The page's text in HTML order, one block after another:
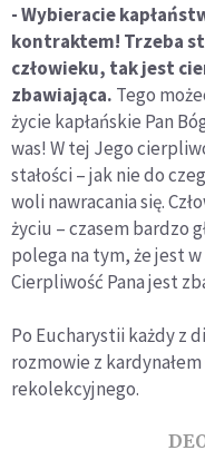
- Wybieracie
kontraktem! Trzeba
człowieku, tak jest
zbawiająca. Tego
życie kapłańskie Pan
was! W tej Jego
stałości – jak nie do
woli nawracania się.
życiu – czasem bardzo
polega na tym, że jest
Cierpliwość Pana jest
Po Eucharystii każdy z
rozmowie z
rekolekcyjnego.